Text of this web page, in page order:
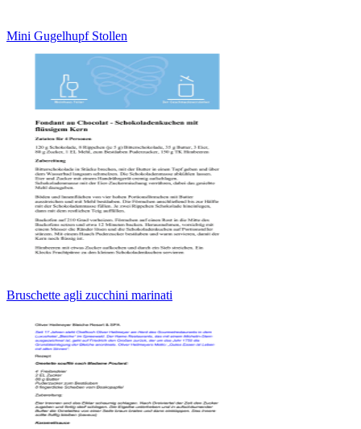
Mini Gugelhupf Stollen
Bruschette agli zucchini marinati